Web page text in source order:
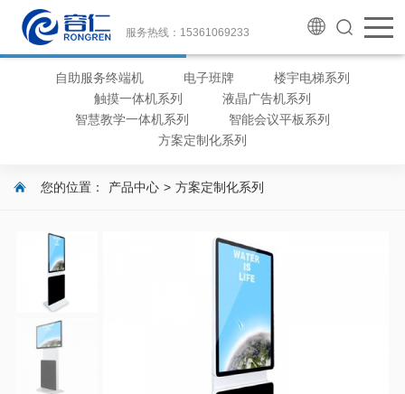
服务热线：15361069233
自助服务终端机 电子班牌
楼宇电梯系列
触摸一体机系列
液晶广告机系列
智慧教学一体机系列
智能会议平板系列
方案定制化系列
您的位置： 产品中心 > 方案定制化系列